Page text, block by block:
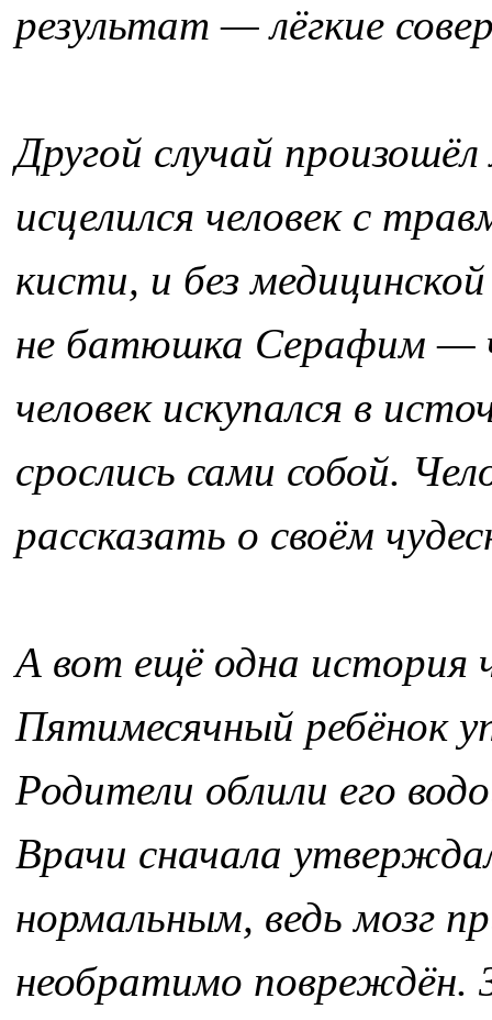
результат — лёгкие
Другой случай
исцелился человек с
кисти, и без
не батюшка Серафим —
человек искупался в
срослись сами собой.
рассказать о своём
А вот ещё одна история
Пятимесячный ребёнок
Родители облили его
Врачи сначала
нормальным, ведь мозг
необратимо повреждён.